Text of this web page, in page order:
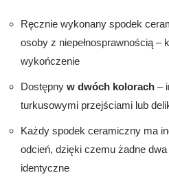
Ręcznie wykonany spodek
osoby z niepełnosprawnością –
wykończenie
Dostępny w dwóch kolorach –
turkusowymi przejściami lub
Każdy spodek ceramiczny ma
odcień, dzięki czemu żadne
identyczne